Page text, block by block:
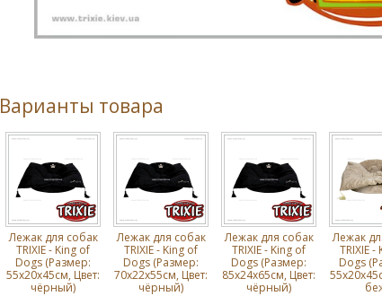
Варианты товара
Лежак для собак
TRIXIE - King of
Dogs (Размер:
55х20х45cм, Цвет:
чёрный)
Лежак для собак
TRIXIE - King of
Dogs (Размер:
70х22х55cм, Цвет:
чёрный)
Лежак для собак
TRIXIE - King of
Dogs (Размер:
85х24х65cм, Цвет:
чёрный)
Лежак
TRIXIE -
Dogs